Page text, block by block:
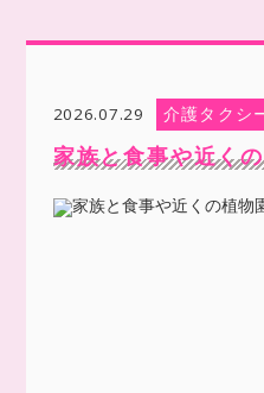
2026.07.29 介護タクシ
家族と食事や近く